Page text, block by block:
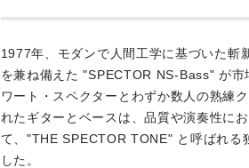
1977年、モダンで人間工学に基づいた斬
を兼ね備えた "SPECTOR NS-Bass" が市
ワート・スペクターとわずか数人の熟練
れたギターとベースは、品質や演奏性に
て、"THE SPECTOR TONE" と呼ばれる
した。